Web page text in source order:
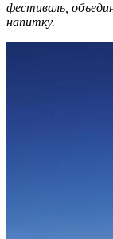
фестиваль,
напитку.